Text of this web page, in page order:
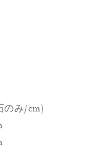
のみ/cm)